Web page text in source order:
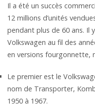
Il a été un succès
12 millions d’unités
pendant plus de 60 ans. Il
Volkswagen au fil des
en versions fourgonnette,
Le premier est le
nom de Transporter,
1950 à 1967.